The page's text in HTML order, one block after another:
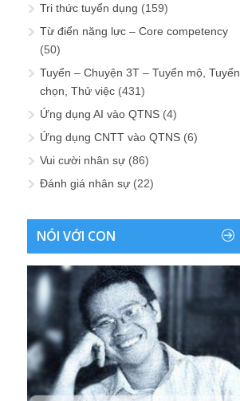
Tri thức tuyển dụng (159)
Từ điển năng lực – Core competency
(50)
Tuyển – Chuyện 3T – Tuyển mộ, Tuyển
chọn, Thử việc (431)
Ứng dụng AI vào QTNS (4)
Ứng dụng CNTT vào QTNS (6)
Vui cười nhân sự (86)
Đánh giá nhân sự (22)
NÓI VỚI CON